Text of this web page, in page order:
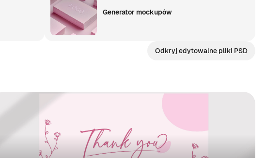
Generator mockupów
Odkryj edytowalne pliki PSD